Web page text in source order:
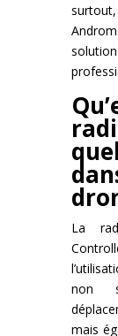
La
non
mais